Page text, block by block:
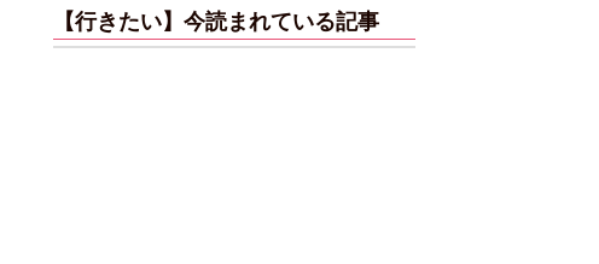
【行きたい】今読まれている記事